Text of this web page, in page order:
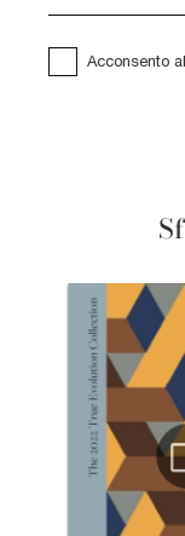
Acconsento